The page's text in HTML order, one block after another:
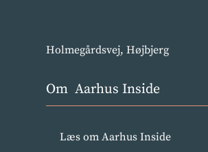
Holmegårdsvej, Højbjerg
Om Aarhus Inside
Læs om Aarhus Inside